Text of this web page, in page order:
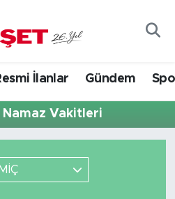
İlanlar Gündem
Vakitleri
Haritası